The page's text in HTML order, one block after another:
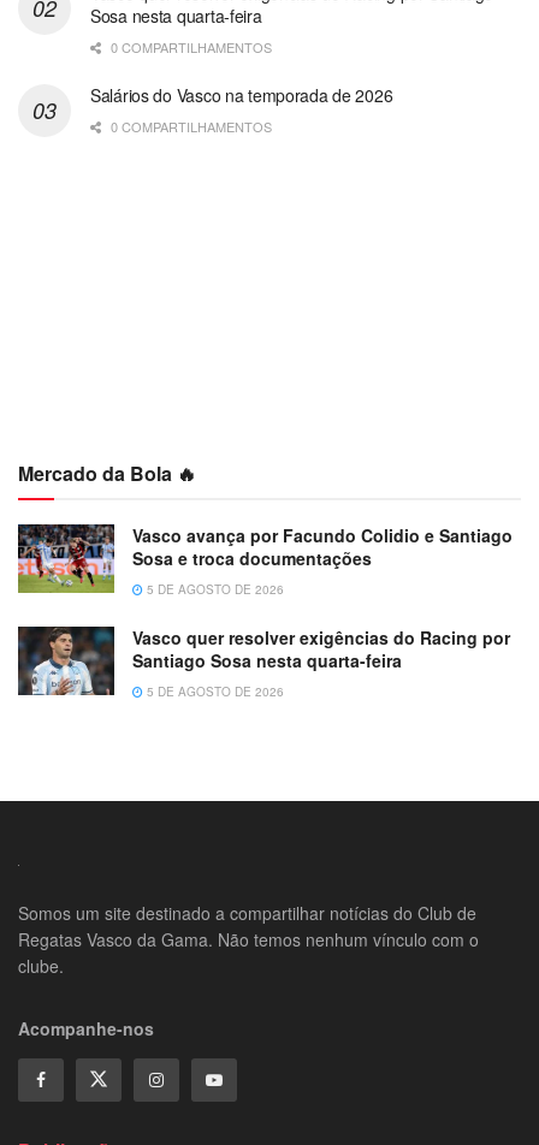
Sosa nesta quarta-feira
0 COMPARTILHAMENTOS
Salários do Vasco na temporada de 2026
0 COMPARTILHAMENTOS
Mercado da Bola 🔥
Vasco avança por Facundo Colidio e Santiago
Sosa e troca documentações
5 DE AGOSTO DE 2026
Vasco quer resolver exigências do Racing por
Santiago Sosa nesta quarta-feira
5 DE AGOSTO DE 2026
Somos um site destinado a compartilhar notícias do Club de
Regatas Vasco da Gama. Não temos nenhum vínculo com o
clube.
Acompanhe-nos